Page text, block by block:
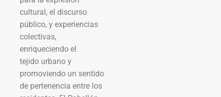
cultural, el discurso
público, y experiencias
colectivas,
enriqueciendo el
tejido urbano y
promoviendo un sentido
de pertenencia entre los